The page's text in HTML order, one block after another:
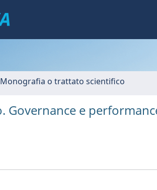
o trattato scientifico
Governance e